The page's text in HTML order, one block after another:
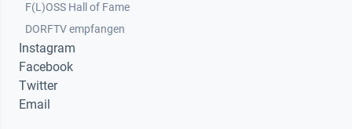
F(L)OSS Hall of Fame
Footer 4
DORFTV empfangen
Instagram
Facebook
Twitter
Email